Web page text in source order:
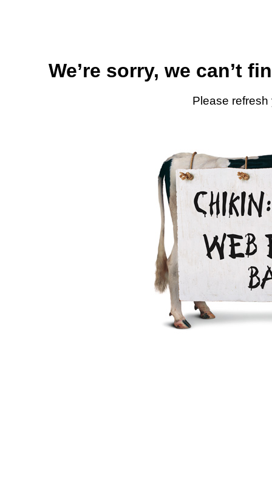
We’re sorry, we can’t
Please refresh